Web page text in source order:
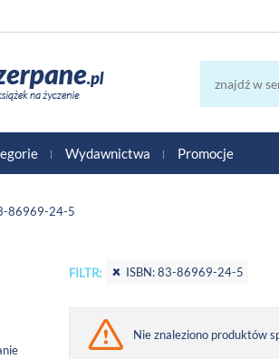
Wydawnictwa Promocje
86969-24-5
FILTR: ISBN: 83-86969-24-5
Nie znaleziono produktów